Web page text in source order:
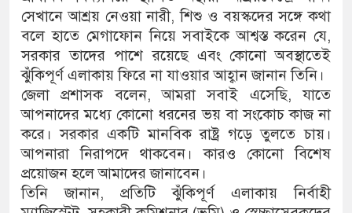
সেখানে আশ্রয় নেওয়া নারী, শিশু ও বয়স্কদের সঙ্গে কথা
বলে হাতে মেগাফোন নিয়ে সবাইকে আশ্বস্ত করেন যে,
সরকার তাদের পাশে রয়েছে এবং কোনো অবস্থাতেই
ঝুঁকিপূর্ণ এলাকায় ফিরে না যাওয়ার আহ্বান জানান তিনি।
জেলা প্রশাসক বলেন, আমরা সবাই এসেছি, যাতে
আপনাদের মধ্যে কোনো ধরনের ভয় বা সংকোচ কাজ না
করে। সরকার একটি মানবিক রাষ্ট্র গড়ে তুলতে চায়।
আপনারা নিরাপদে থাকবেন। কারও কোনো বিশেষ
প্রয়োজন হলে আমাদের জানাবেন।
তিনি জানান, প্রতিটি ঝুঁকিপূর্ণ এলাকায় নির্বাহী